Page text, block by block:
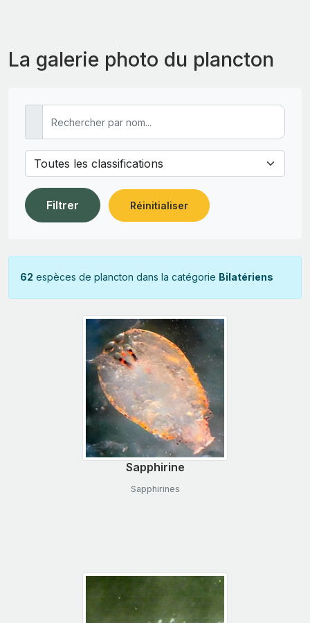
La galerie photo du plancton
Filtrer Réinitialiser
62 espèces de plancton dans la catégorie Bilatériens
Sapphirine
Sapphirines